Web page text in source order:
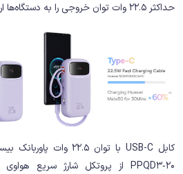
حداکثر 22.5 وات توان خروجی را به دستگاه‌ها ارائه می‌دهد.